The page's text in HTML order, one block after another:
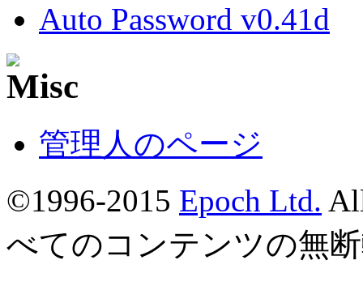
Auto Password v0.41d
管理人のページ
©1996-2015 Epoch Ltd.
べてのコンテンツの無